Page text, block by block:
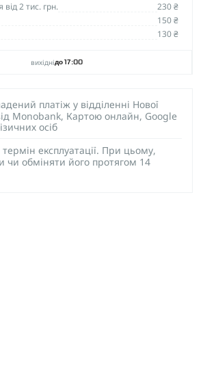
2 тис. грн. 230 ₴
150 ₴
130 ₴
вихіднідо 17:00
платіж у відділенні Нової
Monobank, Картою онлайн, Google
осіб
експлуатації. При цьому,
чи обміняти його протягом 14